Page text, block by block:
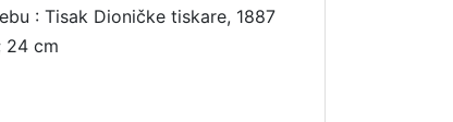
: Tisak Dioničke tiskare, 1887
24 cm